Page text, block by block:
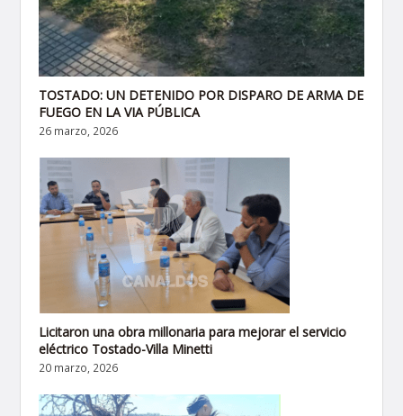
TOSTADO: UN DETENIDO POR DISPARO DE ARMA DE
FUEGO EN LA VIA PÚBLICA
26 marzo, 2026
Licitaron una obra millonaria para mejorar el servicio
eléctrico Tostado-Villa Minetti
20 marzo, 2026